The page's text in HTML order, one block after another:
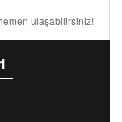
ulaşabilirsiniz!